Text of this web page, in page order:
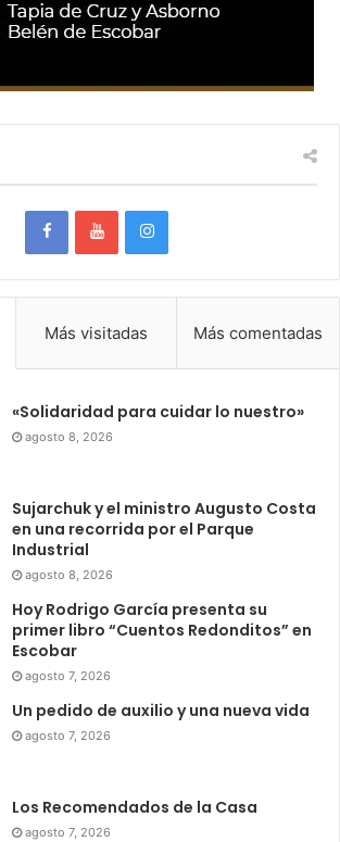
Más visitadas Más comentadas
«Solidaridad para cuidar lo nuestro»
agosto 8, 2026
Sujarchuk y el ministro Augusto Costa
en una recorrida por el Parque
Industrial
agosto 8, 2026
Hoy Rodrigo García presenta su
primer libro “Cuentos Redonditos” en
Escobar
agosto 7, 2026
Un pedido de auxilio y una nueva vida
agosto 7, 2026
Los Recomendados de la Casa
agosto 7, 2026